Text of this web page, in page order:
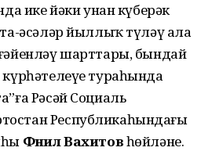
ике йәки унан күберәк
әсәләр йыллыҡ түләү ала
шарттары, бындай
тураһында
Рәсәй Социаль
Республикаһындағы
Фәнил Вахитовһөйләне.